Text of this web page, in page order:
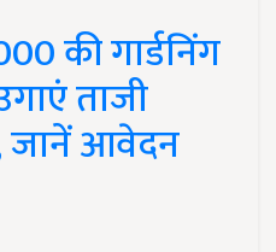
की गार्डनिंग
ताजी
जानें आवेदन